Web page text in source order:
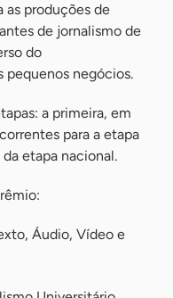
as produções de
de jornalismo de
do
negócios.
a primeira, em
para a etapa
etapa nacional.
Áudio, Vídeo e